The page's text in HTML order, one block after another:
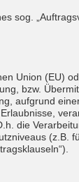
sog.
Union (EU)
bzw.
aufgrund
die
(z.B.